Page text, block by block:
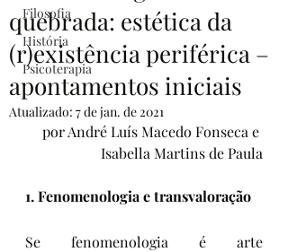
Filosofia
História
Psicoterapia
quebrada: estética da
(r)existência periférica –
apontamentos iniciais
Atualizado: 7 de jan. de 2021
por André Luís Macedo Fonseca e
Isabella Martins de Paula
1. Fenomenologia e transvaloração
Se fenomenologia é arte